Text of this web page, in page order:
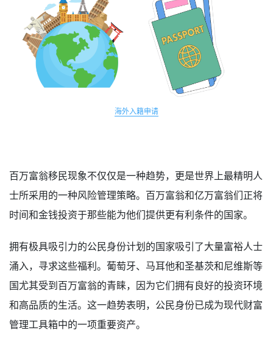
海外入籍申请
百万富翁移民现象不仅仅是一种趋势，更是世界上最精明人
士所采用的一种风险管理策略。百万富翁和亿万富翁们正将
时间和金钱投资于那些能为他们提供更有利条件的国家。
拥有极具吸引力的公民身份计划的国家吸引了大量富裕人士
涌入，寻求这些福利。葡萄牙、马耳他和圣基茨和尼维斯等
国尤其受到百万富翁的青睐，因为它们拥有良好的投资环境
和高品质的生活。这一趋势表明，公民身份已成为现代财富
管理工具箱中的一项重要资产。